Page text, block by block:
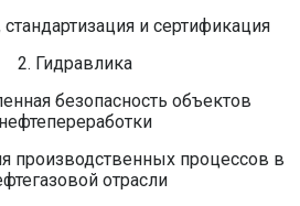
и сертификация
2. Гидравлика
безопасность объектов
нефтепереработки
производственных процессов в
отрасли